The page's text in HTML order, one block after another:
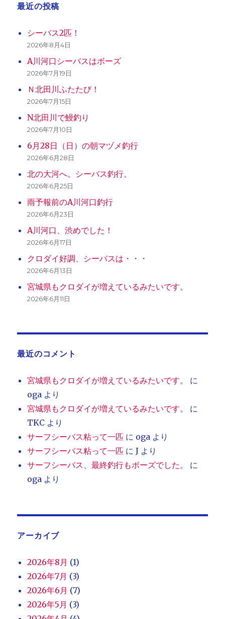
最近の投稿
シーバス2匹！
2026年8月4日
A川河口シーバスはボーズ
2026年7月19日
Ｎ北田川ふたたび！
2026年7月15日
N北田川で鰻釣り
2026年7月10日
6月28日（日）の朝マヅメ釣行
2026年6月28日
北の大河へ。シーバス釣行。
2026年6月25日
雨予報前のA川河口釣行
2026年6月23日
A川河口、渋めでした！
2026年6月17日
クロダイ好調、シーバスは・・・
2026年6月13日
宮城県もクロダイが増えているみたいです。
2026年6月11日
最近のコメント
宮城県もクロダイが増えているみたいです。
に
oga より
宮城県もクロダイが増えているみたいです。
に
TKC より
サーフシーバス粘って一匹 に oga より
サーフシーバス粘って一匹 にJ より
サーフシーバス、最終釣行もボーズでした。
に
oga より
アーカイブ
2026年8月 (1)
2026年7月 (3)
2026年6月 (7)
2026年5月 (3)